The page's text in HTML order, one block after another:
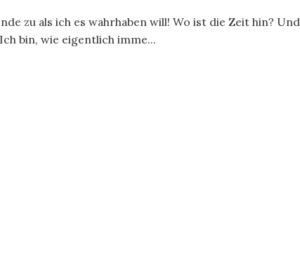
zu als ich es wahrhaben will! Wo ist die Zeit hin? Und
bin, wie eigentlich imme...